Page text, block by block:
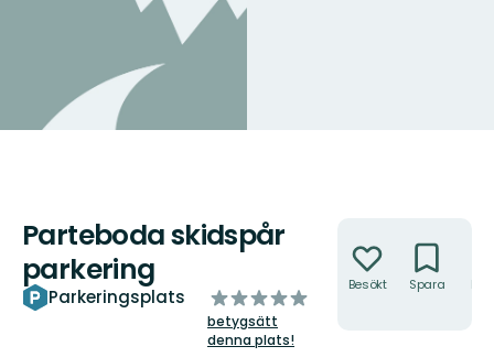
Parteboda skidspår
parkering
Parkeringsplats
av
5
stjärnor
betygsätt
denna plats!
Besökt Spara